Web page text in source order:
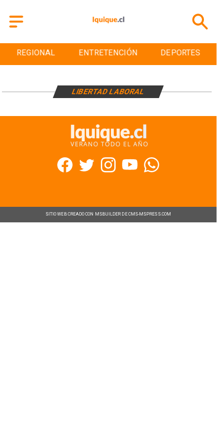
REGIONAL ENTRETENCIÓN DEPORTES
LIBERTAD LABORAL
SITIO WEB CREADO CON MSBUILDER DE CMS-MSPRESS.COM